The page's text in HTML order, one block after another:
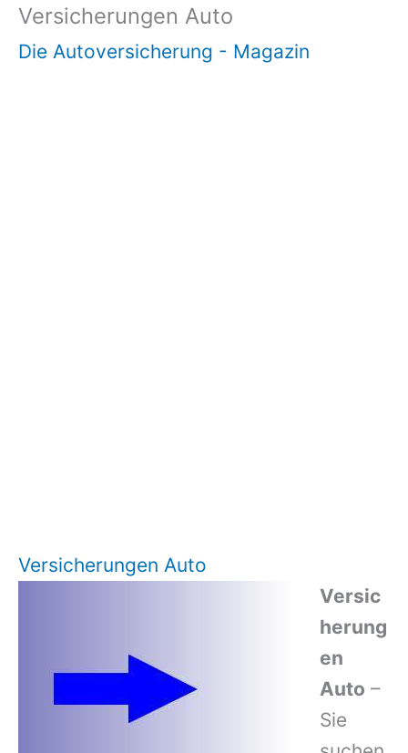
Versicherungen Auto
Die Autoversicherung - Magazin
Versicherungen Auto
Versic
herung
en
Auto –
Sie